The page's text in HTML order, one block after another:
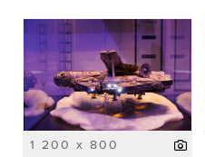
1 200 x 800